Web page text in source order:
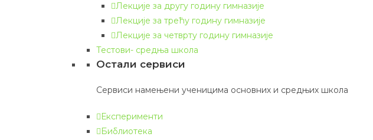
Лекције за другу годину гимназије
Лекције за трећу годину гимназије
Лекције за четврту годину гимназије
Тестови- средња школа
Остали сервиси
Сервиси намењени ученицима основних и средњих школа
Експерименти
Библиотека